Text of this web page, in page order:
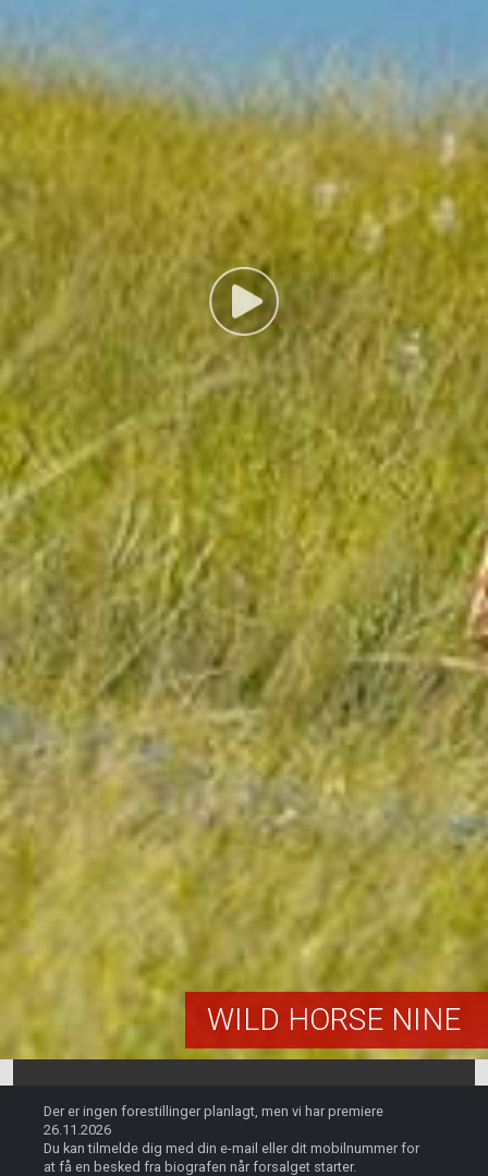
WILD HORSE NINE
Der er ingen forestillinger planlagt, men vi har premiere
26.11.2026
Du kan tilmelde dig med din e-mail eller dit mobilnummer for
at få en besked fra biografen når forsalget starter.